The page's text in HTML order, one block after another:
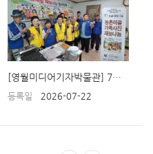
[영월미디어기자박물관] 7월22일 영월군 김삿갓면 각동리 경로당
등록일 2026-07-22